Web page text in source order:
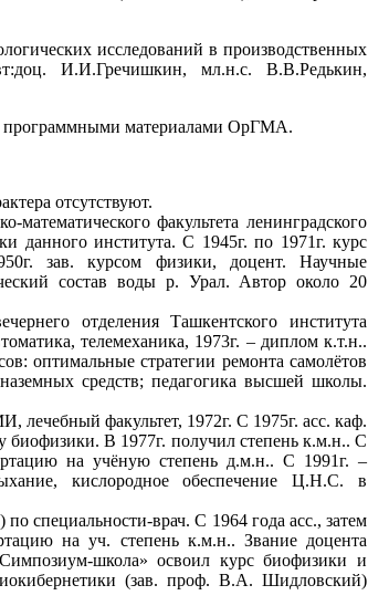
исследований в производственных
И.И.Гречишкин, мл.н.с. В.В.Редькин,
с программными материалами ОрГМА.
отсутствуют.
факультета ленинградского
данного института. С 1945г. по 1971г. курс
зав. курсом физики, доцент. Научные
состав воды р. Урал. Автор около 20
отделения Ташкентского института
телемеханика, 1973г. – диплом к.т.н..
оптимальные стратегии ремонта самолётов
средств; педагогика высшей школы.
факультет, 1972г. С 1975г. асс. каф.
В 1977г. получил степень к.м.н.. С
на учёную степень д.м.н.. С 1991г. –
кислородное обеспечение Ц.Н.С. в
специальности-врач. С 1964 года асс., затем
на уч. степень к.м.н.. Звание доцента
школа» освоил курс биофизики и
(зав. проф. В.А. Шидловский)